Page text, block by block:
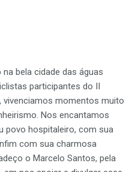
bela cidade das águas
participantes do II
vivenciamos momentos muito
Nos encantamos
povo hospitaleiro, com sua
com sua charmosa
o Marcelo Santos, pela